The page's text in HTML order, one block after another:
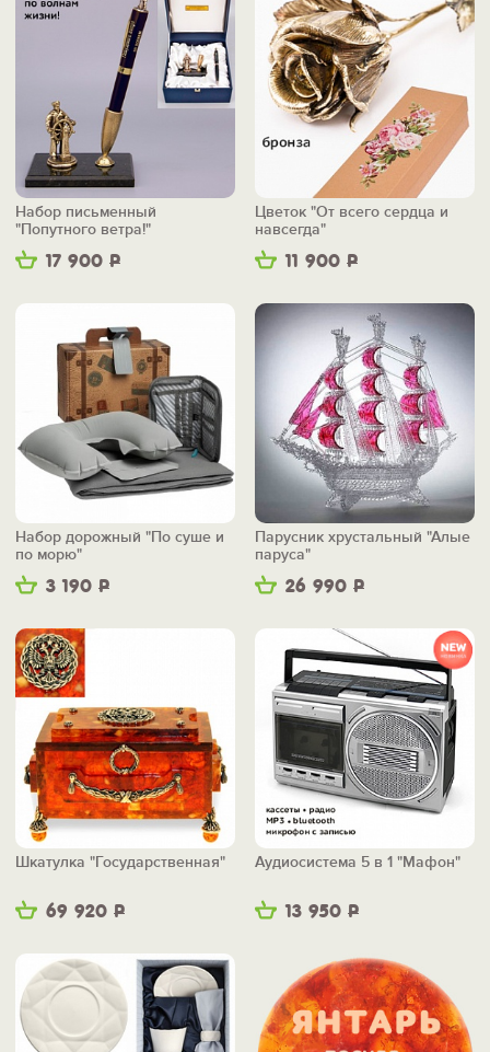
17 900 Р
Набор письменный
"Попутного ветра!"
11 900 Р
Цветок "От всего сердца и
навсегда"
3 190 Р
Набор дорожный "По суше и
по морю"
26 990 Р
Парусник хрустальный "Алые
паруса"
69 920 Р
Шкатулка "Государственная"
13 950 Р
Аудиосистема 5 в 1 "Мафон"